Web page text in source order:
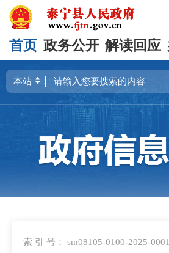
首页 政务公开 解读回应
索 引 号： sm08105-0100-2025-